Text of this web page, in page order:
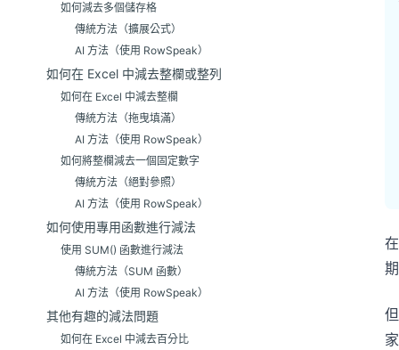
如何減去多個儲存格
傳統方法（擴展公式）
AI 方法（使用 RowSpeak）
如何在 Excel 中減去整欄或整列
如何在 Excel 中減去整欄
傳統方法（拖曳填滿）
AI 方法（使用 RowSpeak）
如何將整欄減去一個固定數字
傳統方法（絕對參照）
AI 方法（使用 RowSpeak）
如何使用專用函數進行減法
使用 SUM() 函數進行減法
傳統方法（SUM 函數）
AI 方法（使用 RowSpeak）
其他有趣的減法問題
如何在 Excel 中減去百分比